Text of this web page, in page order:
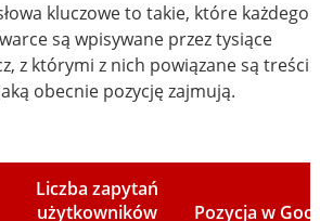
kluczowe to takie, które każdego
są wpisywane przez tysiące
z którymi z nich powiązane są treści
obecnie pozycję zajmują.
Liczba zapytań
użytkowników
Pozycja w